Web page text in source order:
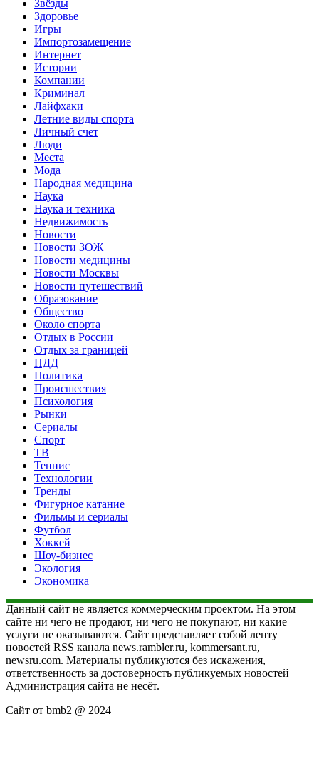
Звёзды
Здоровье
Игры
Импортозамещение
Интернет
Истории
Компании
Криминал
Лайфхаки
Летние виды спорта
Личный счет
Люди
Места
Мода
Народная медицина
Наука
Наука и техника
Недвижимость
Новости
Новости ЗОЖ
Новости медицины
Новости Москвы
Новости путешествий
Образование
Общество
Около спорта
Отдых в России
Отдых за границей
ПДД
Политика
Происшествия
Психология
Рынки
Сериалы
Спорт
ТВ
Теннис
Технологии
Тренды
Фигурное катание
Фильмы и сериалы
Футбол
Хоккей
Шоу-бизнес
Экология
Экономика
Данный сайт не является коммерческим проектом. На этом
сайте ни чего не продают, ни чего не покупают, ни какие
услуги не оказываются. Сайт представляет собой ленту
новостей RSS канала news.rambler.ru, kommersant.ru,
newsru.com. Материалы публикуются без искажения,
ответственность за достоверность публикуемых новостей
Администрация сайта не несёт.
Сайт от bmb2 @ 2024